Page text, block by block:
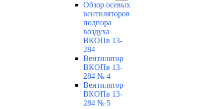
Обзор осевых
вентиляторов
подпора
воздуха
ВКОПв 13-
284
Вентилятор
ВКОПв 13-
284 № 4
Вентилятор
ВКОПв 13-
284 № 5